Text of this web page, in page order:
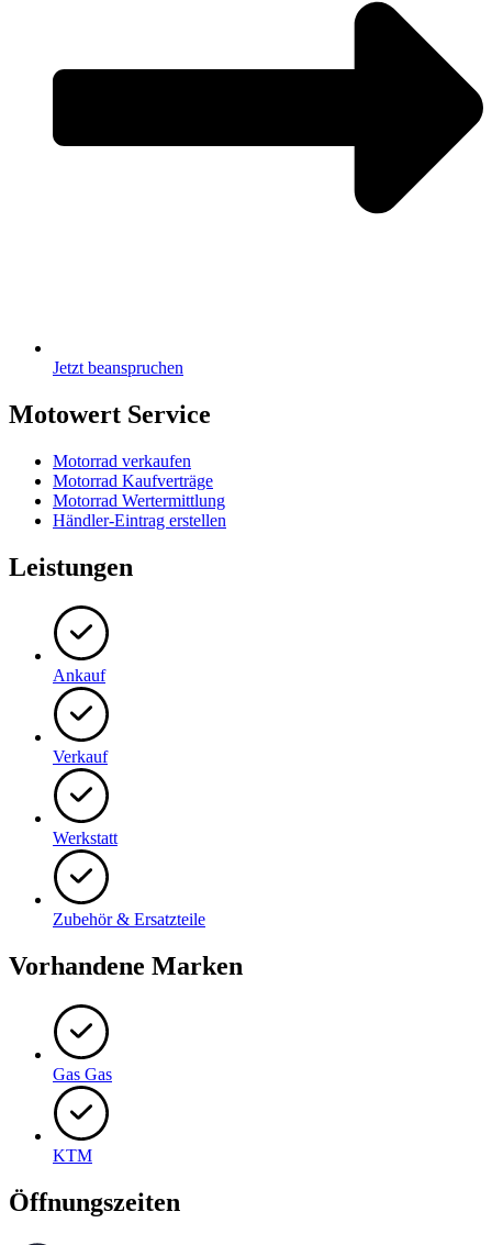
Jetzt beanspruchen
Motowert Service
Motorrad verkaufen
Motorrad Kaufverträge
Motorrad Wertermittlung
Händler-Eintrag erstellen
Leistungen
Ankauf
Verkauf
Werkstatt
Zubehör & Ersatzteile
Vorhandene Marken
Gas Gas
KTM
Öffnungszeiten